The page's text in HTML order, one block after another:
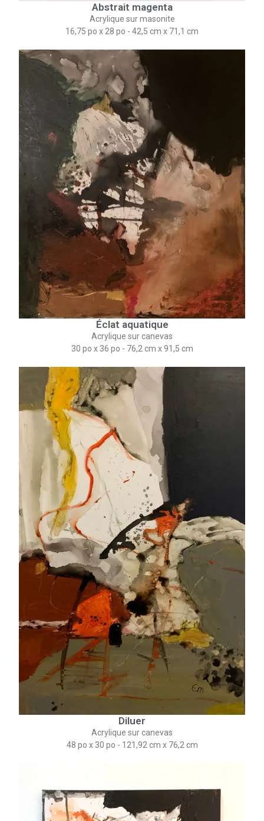
Abstrait magenta
Acrylique sur masonite
16,75 po x 28 po - 42,5 cm x 71,1 cm
Éclat aquatique
Acrylique sur canevas
30 po x 36 po - 76,2 cm​ x 91,5 cm
Diluer
Acrylique sur canevas
48 po x 30 po - 121,92 cm x 76,2 cm​